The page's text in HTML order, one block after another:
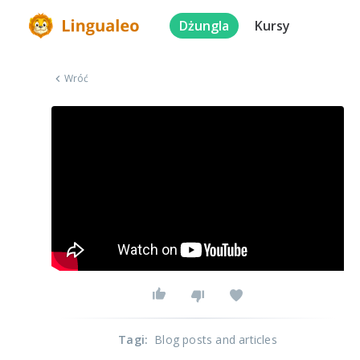
Dżungla Kursy
Wróć
Tagi: Blog posts and articles